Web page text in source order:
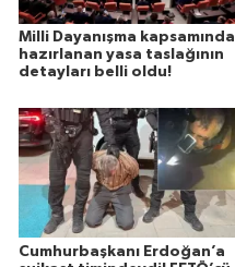
Milli Dayanışma kapsamında
hazırlanan yasa taslağının
detayları belli oldu!
Cumhurbaşkanı Erdoğan’a